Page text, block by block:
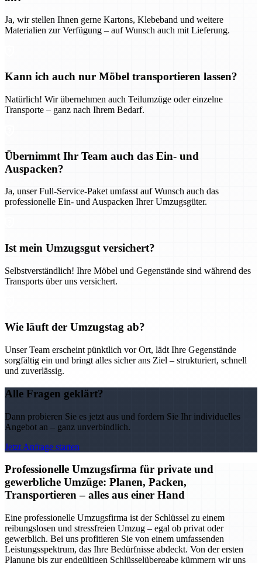
Ja, wir stellen Ihnen gerne Kartons, Klebeband und weitere
Materialien zur Verfügung – auf Wunsch auch mit Lieferung.
Kann ich auch nur Möbel transportieren lassen?
Natürlich! Wir übernehmen auch Teilumzüge oder einzelne
Transporte – ganz nach Ihrem Bedarf.
Übernimmt Ihr Team auch das Ein- und
Auspacken?
Ja, unser Full-Service-Paket umfasst auf Wunsch auch das
professionelle Ein- und Auspacken Ihrer Umzugsgüter.
Ist mein Umzugsgut versichert?
Selbstverständlich! Ihre Möbel und Gegenstände sind während des
Transports über uns versichert.
Wie läuft der Umzugstag ab?
Unser Team erscheint pünktlich vor Ort, lädt Ihre Gegenstände
sorgfältig ein und bringt alles sicher ans Ziel – strukturiert, schnell
und zuverlässig.
Alle Fragen geklärt?
Dann probieren Sie es jetzt aus und fordern Sie Ihr individuelles
Angebot an – ganz unverbindlich.
Jetzt Anfrage starten
Professionelle Umzugsfirma für private und
gewerbliche Umzüge: Planen, Packen,
Transportieren – alles aus einer Hand
Eine professionelle Umzugsfirma ist der Schlüssel zu einem
reibungslosen und stressfreien Umzug – egal ob privat oder
gewerblich. Bei uns profitieren Sie von einem umfassenden
Leistungsspektrum, das Ihre Bedürfnisse abdeckt. Von der ersten
Planung bis zur endgültigen Schlüsselübergabe kümmern wir uns